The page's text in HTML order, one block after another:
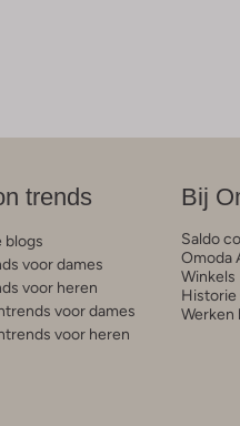
trends
blogs
voor dames
voor heren
voor dames
voor heren
Bij
Saldo
Omoda
Winkels
Historie
Werken